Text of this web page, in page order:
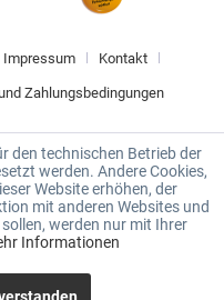
Impressum Kontakt
Zahlungsbedingungen
den technischen Betrieb der
werden. Andere Cookies,
Website erhöhen, der
mit anderen Websites und
werden nur mit Ihrer
Informationen